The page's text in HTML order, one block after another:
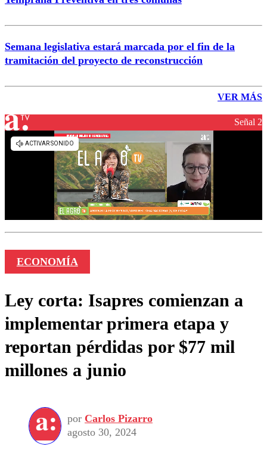
Semana legislativa estará marcada por el fin de la
tramitación del proyecto de reconstrucción
VER MÁS
Señal 2
ECONOMÍA
Ley corta: Isapres comienzan a
implementar primera etapa y
reportan pérdidas por $77 mil
millones a junio
por Carlos Pizarro
agosto 30, 2024